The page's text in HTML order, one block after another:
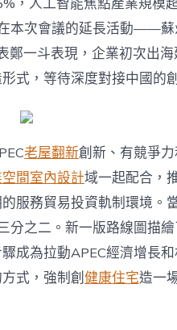
，人工智能焦點產業規模
本次會議的延長活動——
鄭一斗表現，企業初次出
式，等待深度對接中國的
老屋翻新創新、有競爭
間室內設計域一起配合，
服務貿易投資軌制環境。
分之二。新一版路線圖描
成為拉動APEC經濟增長
式，強制創健康住宅造一